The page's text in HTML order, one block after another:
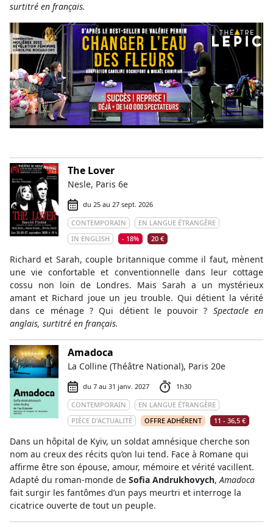
surtitré en français.
The Lover
Nesle, Paris 6e
du 25 au 27 sept. 2026
CONTEMPORAIN
EN LANGUE ÉTRANGÈRE
IN ENGLISH
- 18% 20 €
Richard et Sarah, couple britannique comme il faut, mènent
une vie confortable et conventionnelle dans leur cottage
cossu non loin de Londres. Mais Sarah a un mystérieux
amant et Richard joue un jeu trouble. Qui détient la vérité
dans ce ménage ? Qui détient le pouvoir ? Spectacle en
anglais, surtitré en français.
Amadoca
La Colline (Théâtre National), Paris 20e
du 7 au 31 janv. 2027
1h30
CONTEMPORAIN
EN LANGUE ÉTRANGÈRE
PIÈCE D'ACTUALITÉ
OFFRE ADHÉRENT 11 - 36,5 €
Dans un hôpital de Kyiv, un soldat amnésique cherche son
nom au creux des récits qu’on lui tend. Face à Romane qui
affirme être son épouse, amour, mémoire et vérité vacillent.
Adapté du roman-monde de Sofia Andrukhovych,Amadoca
fait surgir les fantômes d’un pays meurtri et interroge la
cicatrice ouverte de tout un peuple.